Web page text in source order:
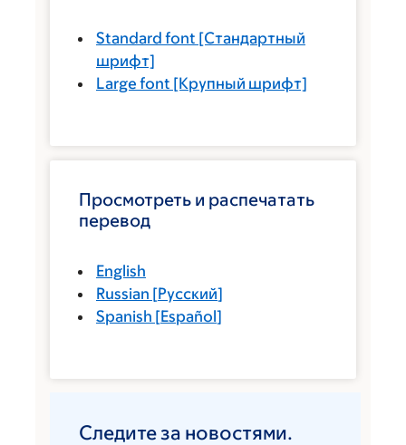
Standard font [Стандартный
шрифт]
Large font [Крупный шрифт]
Просмотреть и распечатать
перевод
English
Russian [Русский]
Spanish [Español]
Следите за новостями.